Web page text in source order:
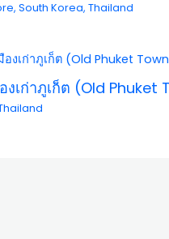
,South Korea,Thailand
งเก่าภูเก็ต (Old Phuket